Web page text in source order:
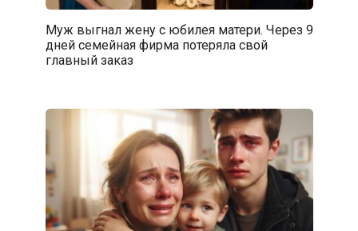
Муж выгнал жену с юбилея матери. Через 9
дней семейная фирма потеряла свой
главный заказ